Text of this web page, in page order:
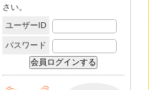
さい。
ユーザーID
パスワード